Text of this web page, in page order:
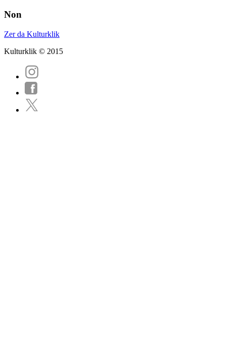
Non
Zer da Kulturklik
Kulturklik © 2015